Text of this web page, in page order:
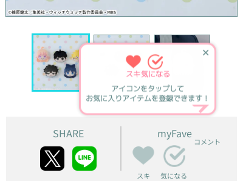
✕
スキ気になる
アイコンをタップして
お気に入りアイテムを登録できます！
SHARE myFave
スキ 気になる
コメント